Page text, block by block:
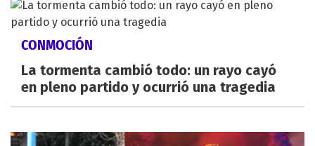
CONMOCIÓN
La tormenta cambió todo: un rayo cayó
en pleno partido y ocurrió una tragedia